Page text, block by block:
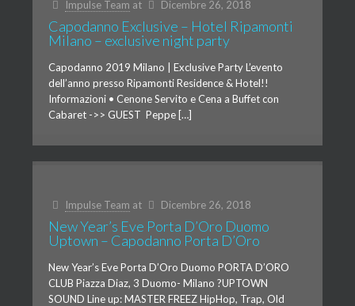
Impulse Team at Dicembre 26, 2018
Capodanno Exclusive – Hotel Ripamonti
Milano – exclusive night party
Capodanno 2019 Milano | Exclusive Party L’evento
dell’anno presso Ripamonti Residence & Hotel!!
Informazioni • Cenone Servito e Cena a Buffet con
Cabaret ->> GUEST Peppe […]
Impulse Team at Dicembre 26, 2018
New Year’s Eve Porta D’Oro Duomo
Uptown – Capodanno Porta D’Oro
New Year’s Eve Porta D’Oro Duomo PORTA D’ORO
CLUB Piazza Diaz, 3 Duomo- Milano ?UPTOWN
SOUND Line up: MASTER FREEZ HipHop, Trap, Old